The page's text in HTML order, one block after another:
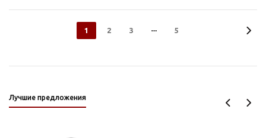
1 2 3 5
Лучшие предложения